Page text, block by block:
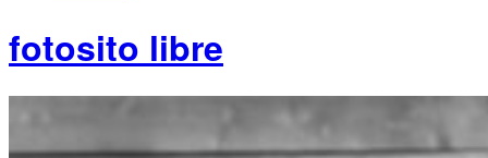
fotosito libre